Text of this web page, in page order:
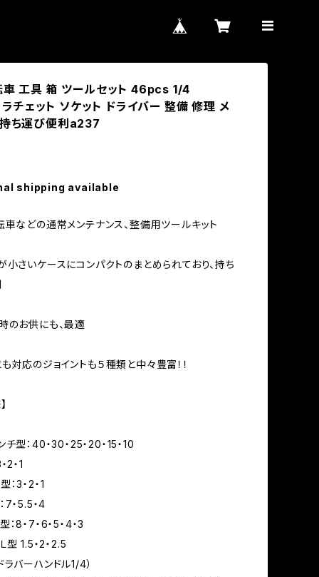
車 工具 箱 ツールセット 46pcs 1/4
チェット ソケット ドライバー 整備 修理 メ
ち運び便利a237
shipping available
車などの通常メンテナンス、整備用ツールキット
さいケースにコンパクトのまとめられており、持ち
のお供にも、最適
応のジョイントも５種類と中々豊富！！
型：40・30・25・20・15・10
2・1
3・2・1
・5.5・4
8・7・6・5・4・3
1.5・2・2.5
バーハンドル1/4）